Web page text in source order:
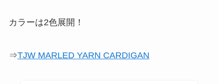
カラーは2色展開！
⇒TJW MARLED YARN CARDIGAN